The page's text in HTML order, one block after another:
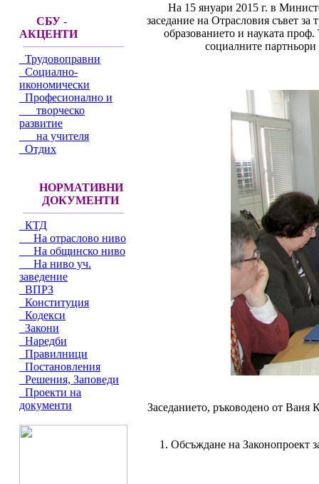
СБУ -
АКЦЕНТИ
Трудовоправни
Социално-
икономически
Професионално и
творческо
развитие
на учителя
Отдих
НОРМАТИВНИ
ДОКУМЕНТИ
КТД
На отраслово ниво
На общинско ниво
На ниво уч.
заведение
ВПРЗ
Конституция
Кодекси
Закони
Наредби
Правилници
Постановления
Решения, Заповеди
Проекти на
документи
На 15 януари 2015 г. в
заседание на Отрасловия съвет
образованието и науката
социалните
Заседанието, ръководено от Ваня
1. Обсъждане на Законопроект